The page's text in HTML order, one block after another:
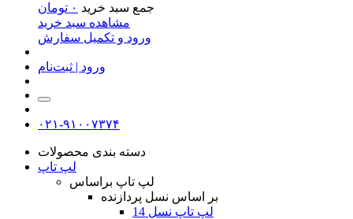
جمع سبد خرید ۰ تومان
مشاهده سبد خرید
ورود و تکمیل سفارش
ورود | ثبت‌نام
۰۲۱-۹۱۰۰۷۳۷۴
دسته بندی محصولات
لپ تاپ
لپ تاپ براساس
بر اساس نسل پردازنده
لپ تاپ نسل 14